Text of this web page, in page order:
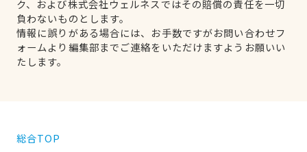
ク、および株式会社ウェルネスではその賠償の責任を一切
負わないものとします。
情報に誤りがある場合には、お手数ですがお問い合わせフ
ォームより編集部までご連絡をいただけますようお願いい
たします。
総合TOP